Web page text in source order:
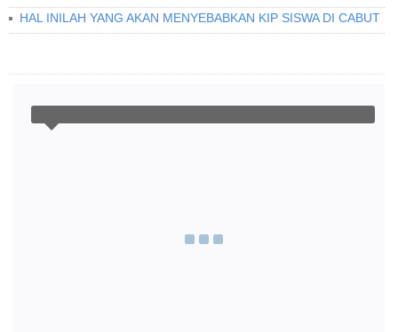
HAL INILAH YANG AKAN MENYEBABKAN KIP SISWA DI CABUT